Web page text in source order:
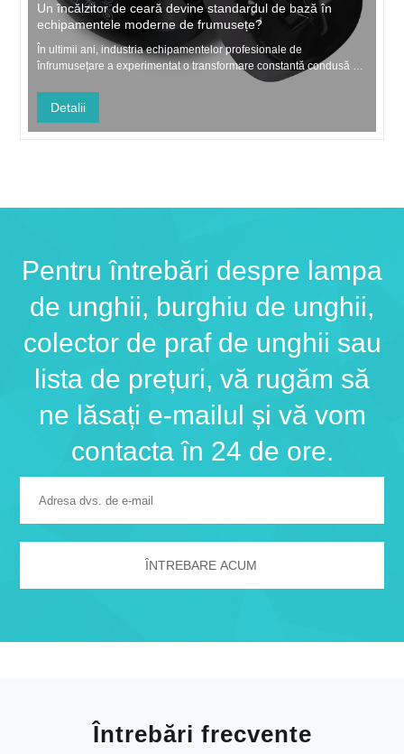
Un încălzitor de ceară devine standardul de bază în
echipamentele moderne de frumusețe?
În ultimii ani, industria echipamentelor profesionale de
înfrumusețare a experimentat o transformare constantă condusă de
inginerie de precizie, design centrat pe utilizator și cerințele în
această evoluție, Wax Heater a devenit un d...
Detalii
Pentru întrebări despre lampa
de unghii, burghiu de unghii,
colector de praf de unghii sau
lista de prețuri, vă rugăm să
ne lăsați e-mailul și vă vom
contacta în 24 de ore.
Întrebări frecvente